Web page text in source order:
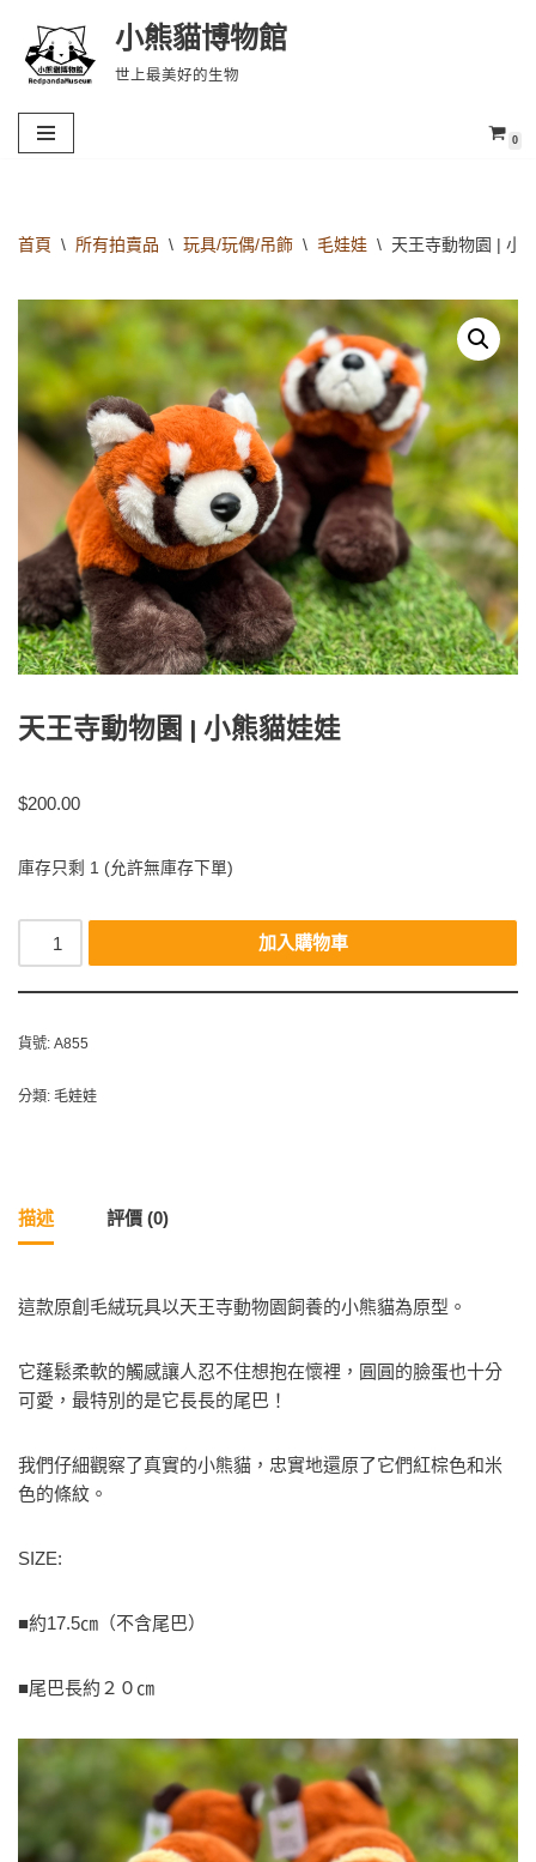
Skip
content
小熊貓博物館
世上最美好的生物
0
首頁 \ 所有拍賣品 \ 玩具/玩偶/吊飾 \ 毛娃娃 \ 天王寺動物園 | 小
天王寺動物園 | 小熊貓娃娃
$200.00
庫存只剩 1 (允許無庫存下單)
加入購物車
貨號: A855
分類: 毛娃娃
描述 評價 (0)
這款原創毛絨玩具以天王寺動物園飼養的小熊貓為原型。
它蓬鬆柔軟的觸感讓人忍不住想抱在懷裡，圓圓的臉蛋也十分
可愛，最特別的是它長長的尾巴！
我們仔細觀察了真實的小熊貓，忠實地還原了它們紅棕色和米
色的條紋。
SIZE:
■約17.5㎝（不含尾巴）
■尾巴長約２０㎝